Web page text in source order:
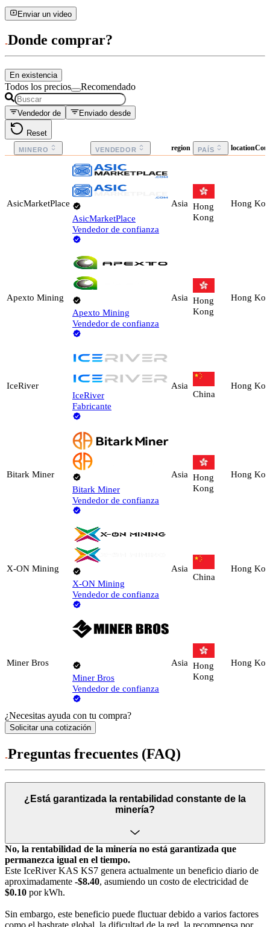
Enviar un video
Donde comprar?
En existencia
Todos los precios Recomendado
Vendedor de Enviado desde
Reset
MINERO VENDEDOR region PAÍS
AsicMarketPlace
AsicMarketPlace
Vendedor de confianza
Asia Hong
Kong
Hong
Apexto Mining
Apexto Mining
Vendedor de confianza
Asia Hong
Kong
Hong
IceRiver
IceRiver
Fabricante
Asia
China
Hong
Bitark Miner
Bitark Miner
Vendedor de confianza
Asia Hong
Kong
Hong
X-ON Mining
X-ON Mining
Vendedor de confianza
Asia
China
Hong
Miner Bros
Miner Bros
Vendedor de confianza
Asia Hong
Kong
Hong
¿Necesitas ayuda con tu compra?
Solicitar una cotización
Preguntas frecuentes (FAQ)
¿Está garantizada la rentabilidad constante de la
minería?
No, la rentabilidad de la minería no está garantizada que
permanezca igual en el tiempo.
Este IceRiver KAS KS7 genera actualmente un beneficio diario de
aproximadamente -$8.40, asumiendo un costo de electricidad de
$0.10 por kWh.
Sin embargo, este beneficio puede fluctuar debido a varios factores
como el hashrate global, la dificultad de la red, la recompensa por